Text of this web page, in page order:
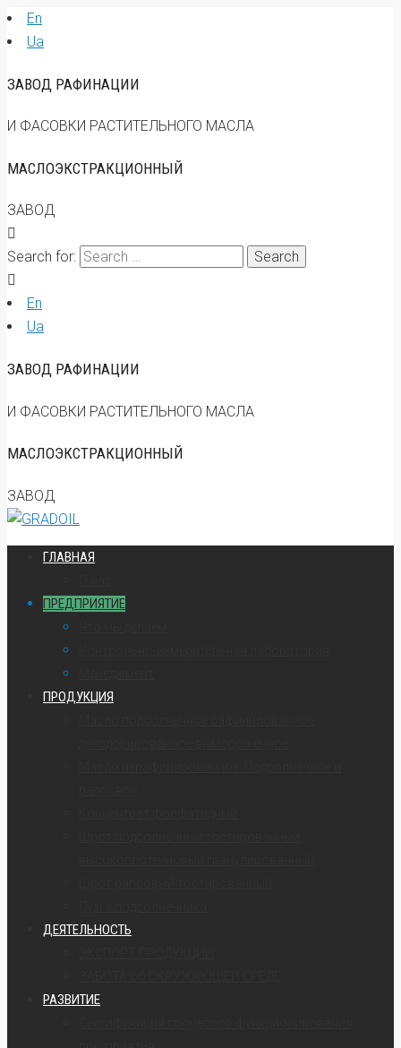
En
Ua
ЗАВОД РАФИНАЦИИ
И ФАСОВКИ РАСТИТЕЛЬНОГО МАСЛА
МАСЛОЭКСТРАКЦИОННЫЙ
ЗАВОД
Search for:
En
Ua
ЗАВОД РАФИНАЦИИ
И ФАСОВКИ РАСТИТЕЛЬНОГО МАСЛА
МАСЛОЭКСТРАКЦИОННЫЙ
ЗАВОД
ГЛАВНАЯ
ПРЕДПРИЯТИЕ
ПРОДУКЦИЯ
ДЕЯТЕЛЬНОСТЬ
РАЗВИТИЕ